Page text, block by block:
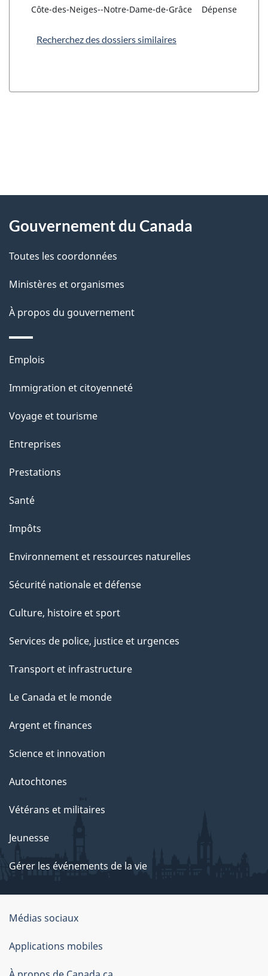
Côte-des-Neiges--Notre-Dame-de-Grâce
Dépense
Recherchez des dossiers similaires
D
t
a
l
s
l
a
a
g
"
propos
ce
site
Gouvernement du Canada
Toutes les coordonnées
Ministères et organismes
À propos du gouvernement
Thèmes
sujets
Emplois
Immigration et citoyenneté
Voyage et tourisme
Entreprises
Prestations
Santé
Impôts
Environnement et ressources naturelles
Sécurité nationale et défense
Culture, histoire et sport
Services de police, justice et urgences
Transport et infrastructure
Le Canada et le monde
Argent et finances
Science et innovation
Autochtones
Vétérans et militaires
Jeunesse
Gérer les événements de la vie
Organisation
du
gouvernement
Médias sociaux
Applications mobiles